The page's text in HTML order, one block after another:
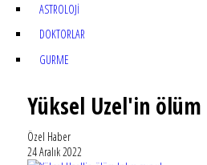
ASTROLOJİ
DOKTORLAR
GURME
Yüksel Uzel'in ölüm
Özel Haber
24 Aralık 2022